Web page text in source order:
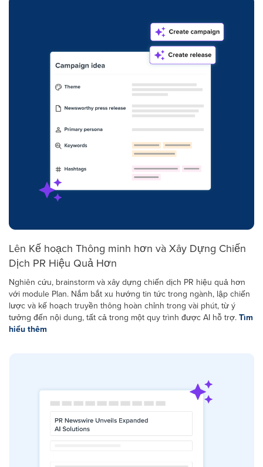
Lên Kế hoạch Thông minh hơn và Xây Dựng Chiến
Dịch PR Hiệu Quả Hơn
Nghiên cứu, brainstorm và xây dựng chiến dịch PR hiệu quả hơn
với module Plan. Nắm bắt xu hướng tin tức trong ngành, lập chiến
lược và kế hoạch truyền thông hoàn chỉnh trong vài phút, từ ý
tưởng đến nội dung, tất cả trong một quy trình được AI hỗ trợ.Tìm
hiểu thêm